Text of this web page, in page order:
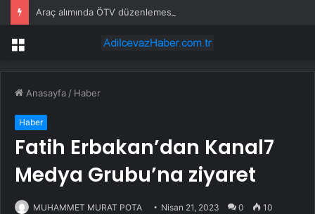
Menü
Anasayfa / Haber
Haber
Fatih Erbakan’dan Kanal7
Medya Grubu’na ziyaret
MUHAMMET MURAT POTA Nisan 21, 2023 0 10